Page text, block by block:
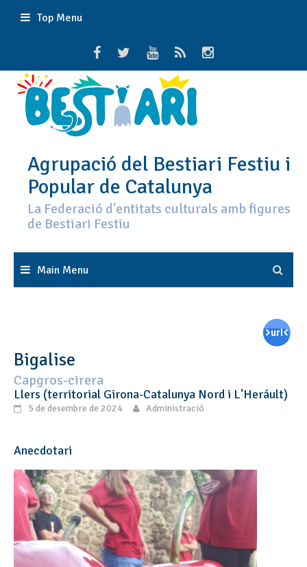
Top Menu
Agrupació del Bestiari Festiu i
Popular de Catalunya
La Federació d'entitats culturals amb figures
de Bestiari Festiu
Main Menu
Bigalise
Capgros-cirera
Llers (territorial Girona-Catalunya Nord i L'Heráult)
5 de desembre de 2024 Administració
Anecdotari